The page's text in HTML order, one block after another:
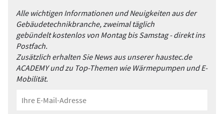
Alle wichtigen Informationen und Neuigkeiten aus der
Gebäudetechnikbranche, zweimal täglich
gebündelt kostenlos von Montag bis Samstag - direkt ins
Postfach.
Zusätzlich erhalten Sie News aus unserer haustec.de
ACADEMY und zu Top-Themen wie Wärmepumpen und E-
Mobilität.